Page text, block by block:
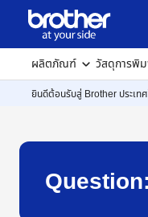
ผลิตภัณฑ์ วัสดุการพิ
ยินดีต้อนรับสู่ Brother ประเท
Question: